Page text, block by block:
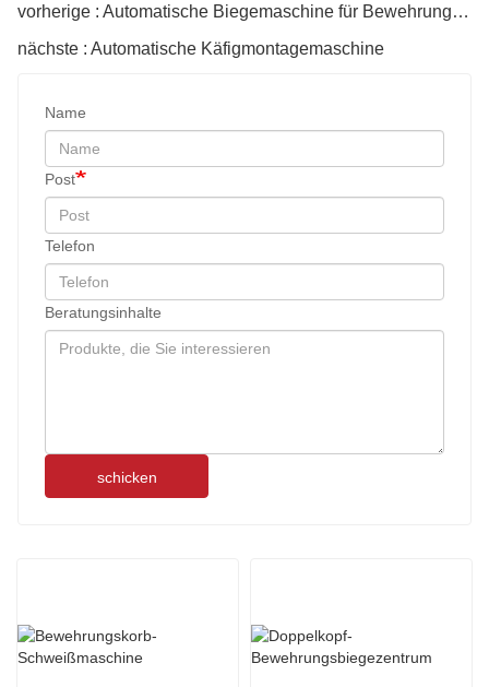
vorherige : Automatische Biegemaschine für Bewehrungsstäbe
nächste : Automatische Käfigmontagemaschine
Name
Post
Telefon
Beratungsinhalte
schicken